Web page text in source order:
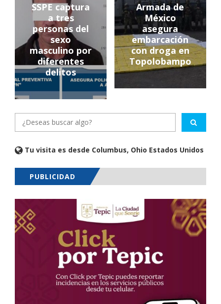
SSPE captura
a tres
personas del
sexo
masculino por
diferentes
delitos
Armada de
México
asegura
embarcación
con droga en
Topolobampo
Tu visita es desde Columbus, Ohio Estados Unidos
PUBLICIDAD